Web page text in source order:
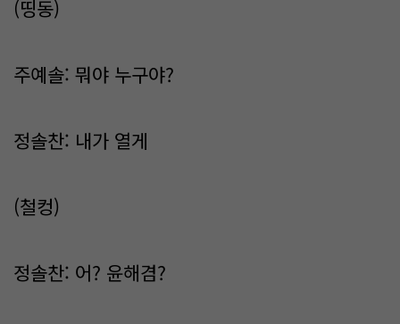
(띵동)
주예솔: 뭐야 누구야?
정솔찬: 내가 열게
(철컹)
정솔찬: 어? 윤해겸?